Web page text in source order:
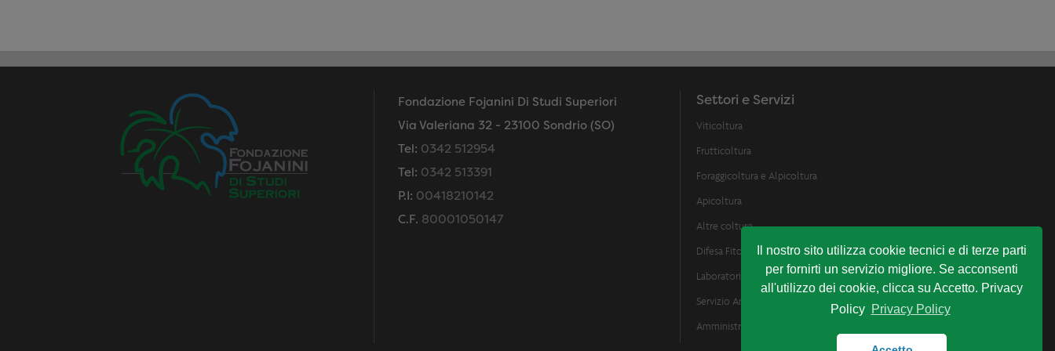
Il nostro sito utilizza cookie tecnici e di terze parti
per fornirti un servizio migliore. Se acconsenti
all'utilizzo dei cookie, clicca su Accetto. Privacy
Policy Privacy Policy
Fondazione Fojanini Di Studi Superiori
Via Valeriana 32 - 23100 Sondrio (SO)
Tel: 0342 512954
Tel: 0342 513391
P.I: 00418210142
C.F. 80001050147
Settori e Servizi
Viticoltura
Frutticoltura
Foraggicoltura e Alpicoltura
Apicoltura
Altre colture
Difesa Fitosanitaria
Laboratorio Analisi e assistenza enologica
Servizio Analisi Suolo e Bilancio Idrico
Amministrativo